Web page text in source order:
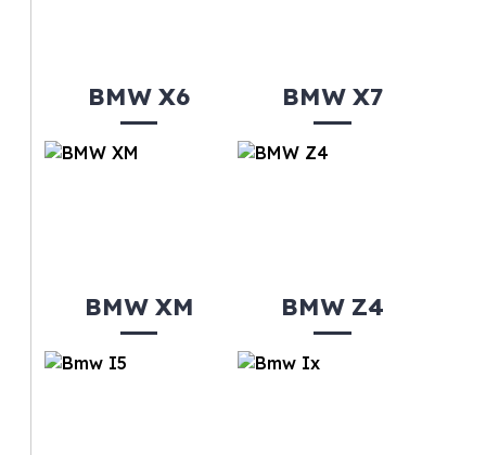
BMW X6 BMW X7
BMW XM BMW Z4